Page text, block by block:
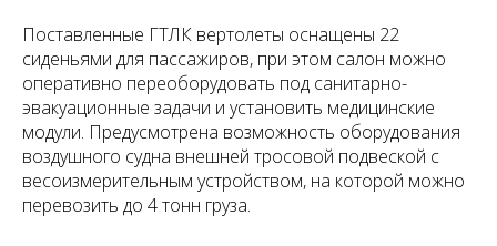
Поставленные ГТЛК вертолеты оснащены 22
сиденьями для пассажиров, при этом салон можно
оперативно переоборудовать под санитарно-
эвакуационные задачи и установить медицинские
модули. Предусмотрена возможность оборудования
воздушного судна внешней тросовой подвеской с
весоизмерительным устройством, на которой можно
перевозить до 4 тонн груза.